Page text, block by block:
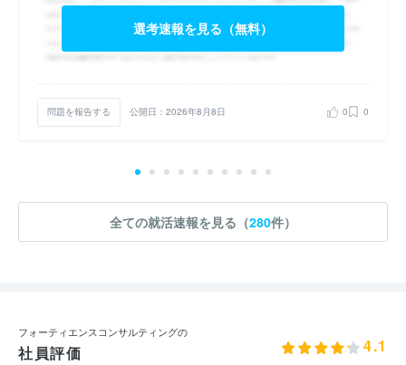
選考速報を見る（無料）
問題を報告する 公開日：2026年8月8日 0 0
全ての就活速報を見る（280件）
フォーティエンスコンサルティングの
社員評価 4.1